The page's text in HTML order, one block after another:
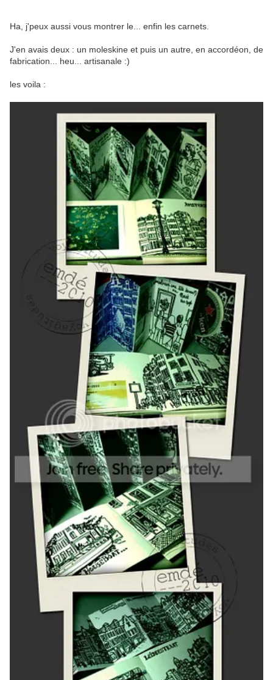
Ha, j'peux aussi vous montrer le... enfin les carnets.
J'en avais deux : un moleskine et puis un autre, en accordéon, de
fabrication... heu... artisanale :)
les voila :